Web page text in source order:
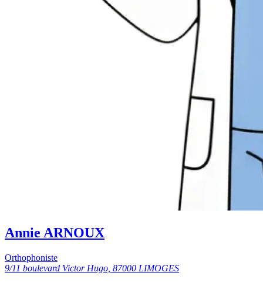
Annie ARNOUX
Orthophoniste
9/11 boulevard Victor Hugo, 87000 LIMOGES